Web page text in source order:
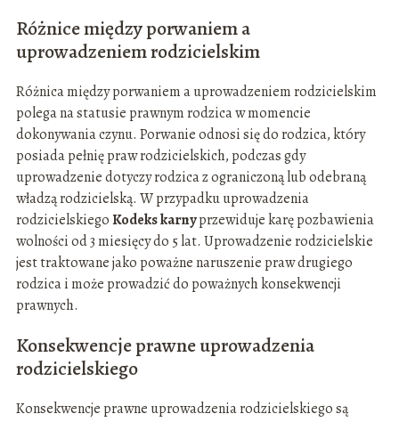
Różnice między porwaniem a
uprowadzeniem rodzicielskim
Różnica między porwaniem a uprowadzeniem rodzicielskim
polega na statusie prawnym rodzica w momencie
dokonywania czynu. Porwanie odnosi się do rodzica, który
posiada pełnię praw rodzicielskich, podczas gdy
uprowadzenie dotyczy rodzica z ograniczoną lub odebraną
władzą rodzicielską. W przypadku uprowadzenia
rodzicielskiegoKodeks karnyprzewiduje karę pozbawienia
wolności od 3 miesięcy do 5 lat. Uprowadzenie rodzicielskie
jest traktowane jako poważne naruszenie praw drugiego
rodzica i może prowadzić do poważnych konsekwencji
prawnych.
Konsekwencje prawne uprowadzenia
rodzicielskiego
Konsekwencje prawne uprowadzenia rodzicielskiego są